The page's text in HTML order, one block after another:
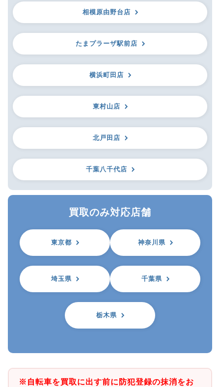
相模原由野台店
たまプラーザ駅前店
横浜町田店
東村山店
北戸田店
千葉八千代店
買取のみ対応店舗
東京都 神奈川県
埼玉県 千葉県
栃木県
※自転車を買取に出す前に防犯登録の抹消をお